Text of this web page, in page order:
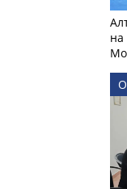
на